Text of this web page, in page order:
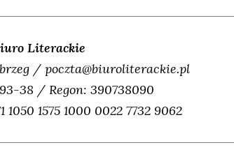
Literackie
/ poczta@biuroliterackie.pl
38 / Regon: 390738090
1050 1575 1000 0022 7732 9062